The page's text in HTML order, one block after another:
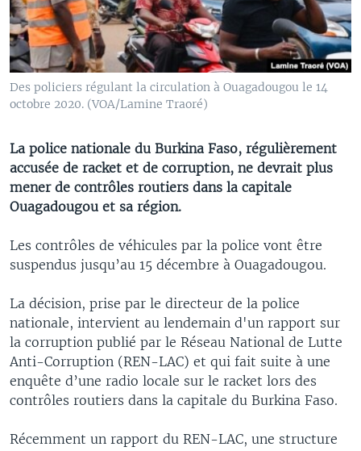
Des policiers régulant la circulation à Ouagadougou le 14
octobre 2020. (VOA/Lamine Traoré)
La police nationale du Burkina Faso, régulièrement
accusée de racket et de corruption, ne devrait plus
mener de contrôles routiers dans la capitale
Ouagadougou et sa région.
Les contrôles de véhicules par la police vont être
suspendus jusqu’au 15 décembre à Ouagadougou.
La décision, prise par le directeur de la police
nationale, intervient au lendemain d'un rapport sur
la corruption publié par le Réseau National de Lutte
Anti-Corruption (REN-LAC) et qui fait suite à une
enquête d’une radio locale sur le racket lors des
contrôles routiers dans la capitale du Burkina Faso.
Récemment un rapport du REN-LAC, une structure